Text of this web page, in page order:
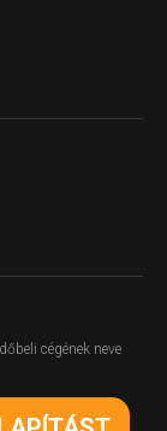
cégének neve